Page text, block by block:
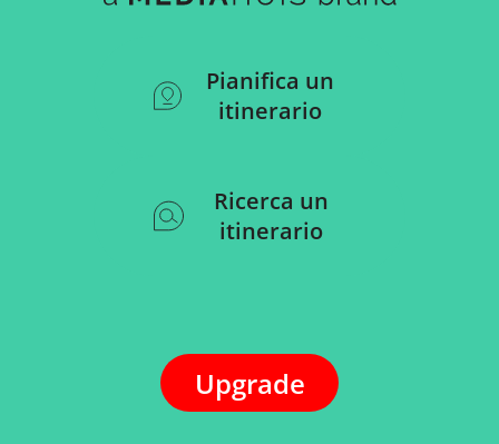
Pianifica un
itinerario
Ricerca un
itinerario
Upgrade